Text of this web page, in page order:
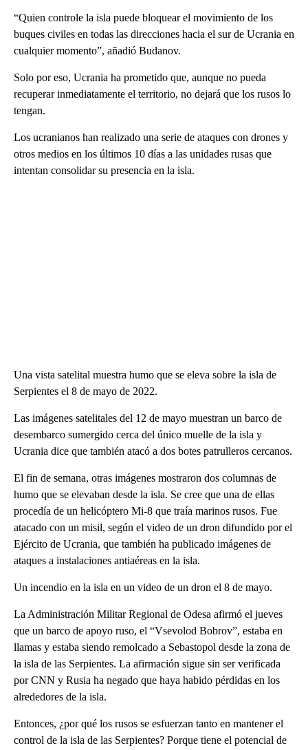
“Quien controle la isla puede bloquear el movimiento de los
buques civiles en todas las direcciones hacia el sur de Ucrania en
cualquier momento”, añadió Budanov.
Solo por eso, Ucrania ha prometido que, aunque no pueda
recuperar inmediatamente el territorio, no dejará que los rusos lo
tengan.
Los ucranianos han realizado una serie de ataques con drones y
otros medios en los últimos 10 días a las unidades rusas que
intentan consolidar su presencia en la isla.
Una vista satelital muestra humo que se eleva sobre la isla de
Serpientes el 8 de mayo de 2022.
Las imágenes satelitales del 12 de mayo muestran un barco de
desembarco sumergido cerca del único muelle de la isla y
Ucrania dice que también atacó a dos botes patrulleros cercanos.
El fin de semana, otras imágenes mostraron dos columnas de
humo que se elevaban desde la isla. Se cree que una de ellas
procedía de un helicóptero Mi-8 que traía marinos rusos. Fue
atacado con un misil, según el video de un dron difundido por el
Ejército de Ucrania, que también ha publicado imágenes de
ataques a instalaciones antiaéreas en la isla.
Un incendio en la isla en un video de un dron el 8 de mayo.
La Administración Militar Regional de Odesa afirmó el jueves
que un barco de apoyo ruso, el “Vsevolod Bobrov”, estaba en
llamas y estaba siendo remolcado a Sebastopol desde la zona de
la isla de las Serpientes. La afirmación sigue sin ser verificada
por CNN y Rusia ha negado que haya habido pérdidas en los
alrededores de la isla.
Entonces, ¿por qué los rusos se esfuerzan tanto en mantener el
control de la isla de las Serpientes? Porque tiene el potencial de